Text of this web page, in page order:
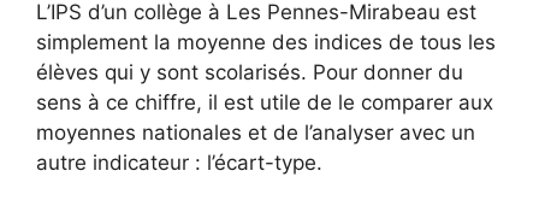
L’IPS d’un collège à Les Pennes-Mirabeau est
simplement la moyenne des indices de tous les
élèves qui y sont scolarisés. Pour donner du
sens à ce chiffre, il est utile de le comparer aux
moyennes nationales et de l’analyser avec un
autre indicateur : l’écart-type.